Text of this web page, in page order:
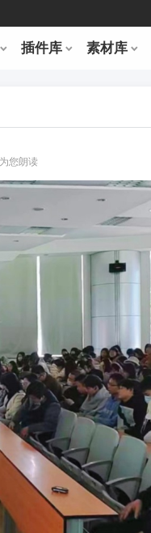
插件库 素材库
为您朗读
自学